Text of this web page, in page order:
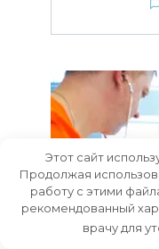
Этот сайт
Продолжая
работу с этими
рекомендованный
врачу для